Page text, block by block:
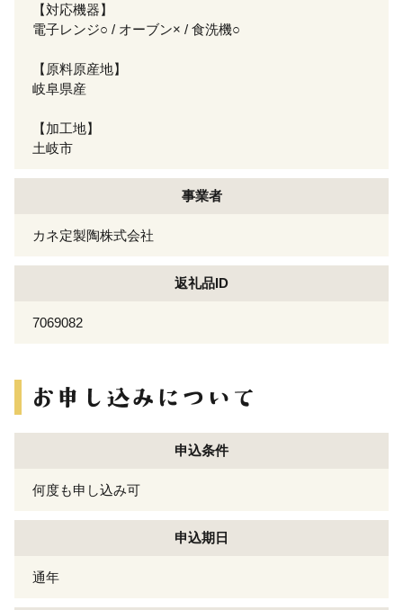
【対応機器】
電子レンジ○ / オーブン× / 食洗機○
【原料原産地】
岐阜県産
【加工地】
土岐市
事業者
カネ定製陶株式会社
返礼品ID
7069082
申込条件
何度も申し込み可
申込期日
通年